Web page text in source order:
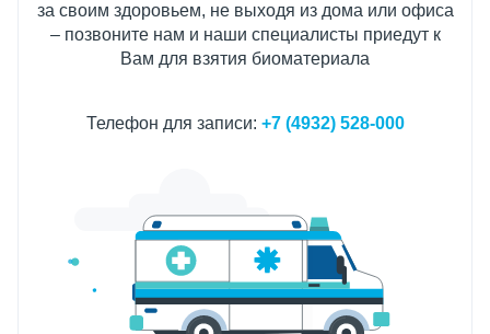
за своим здоровьем, не выходя из дома или офиса
– позвоните нам и наши специалисты приедут к
Вам для взятия биоматериала
Телефон для записи: +7 (4932) 528-000